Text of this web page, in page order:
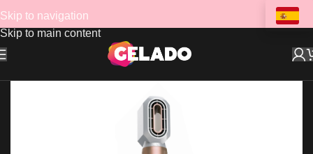
Skip to navigation
Skip to main content